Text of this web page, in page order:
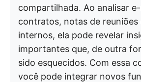
compartilhada. Ao analisar
contratos, notas de
internos, ela pode revelar
importantes que, de outra
sido esquecidos. Com essa
você pode integrar novos